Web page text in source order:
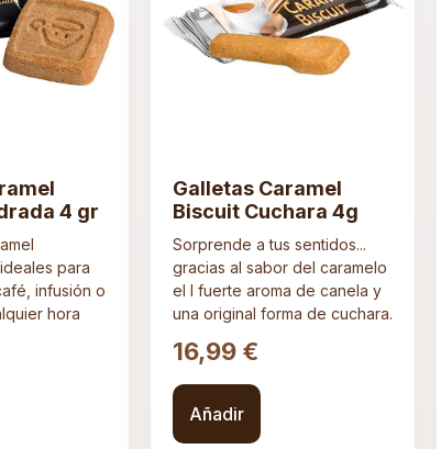
4 gr
para
infusión o
hora
Galletas Caramel
Biscuit Cuchara 4g
Sorprende a tus sentidos...
gracias al sabor del caramelo
el l fuerte aroma de canela y
una original forma de cuchara.
16,99 €
Añadir